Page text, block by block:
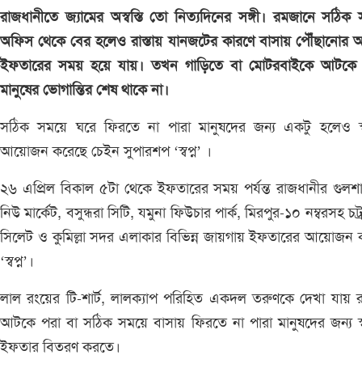
রাজধানীতে জ্যামের অস্বস্তি তো নিত্যদিনের সঙ্গী। রমজানে সঠিক
অফিস থেকে বের হলেও রাস্তায় যানজটের কারণে বাসায় পৌঁছানোর
ইফতারের সময় হয়ে যায়। তখন গাড়িতে বা মোটরবাইকে আটকে
মানুষের ভোগান্তির শেষ থাকে না।
সঠিক সময়ে ঘরে ফিরতে না পারা মানুষদের জন্য একটু হলেও
আয়োজন করেছে চেইন সুপারশপ ‘স্বপ্ন’ ।
২৬ এপ্রিল বিকাল ৫টা থেকে ইফতারের সময় পর্যন্ত রাজধানীর
নিউ মার্কেট, বসুন্ধরা সিটি, যমুনা ফিউচার পার্ক, মিরপুর-১০ নম্বরসহ
সিলেট ও কুমিল্লা সদর এলাকার বিভিন্ন জায়গায় ইফতারের আয়োজন
‘স্বপ্ন’।
লাল রংয়ের টি-শার্ট, লালক্যাপ পরিহিত একদল তরুণকে দেখা যায়
আটকে পরা বা সঠিক সময়ে বাসায় ফিরতে না পারা মানুষদের জন্য
ইফতার বিতরণ করতে।